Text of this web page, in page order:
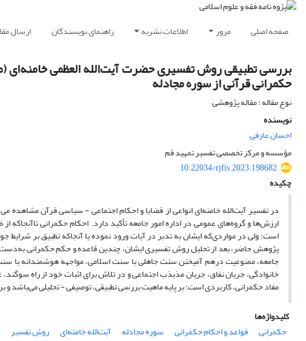
صفحه اصلی مرور اطلاعات نشریه راهنمای نویسندگان ارسال
بررسی تطبیقی روش تفسیری حضرت آیت‌الله العظمی خامنه‌ای
حکمرانی قرآنی از سوره مجادله
نوع مقاله : مقاله پژوهشی
نویسنده
احسان عارفی
مٰؤسسه و مرکز تخصصی تفسیر تمهید قم
10.22034/rjfis.2023.198682
چکیده
در تفسیر آیت‌الله خامنه‌ای انواعی از قضایا و احکام اجتماعی - سیاسی قرآن
ارزش‌ها و گروه‌های عمومی در اداره امور جامعه تأکید دارد. احکام حکمرانی
است؛ ولی در مواردی‌که ایشان به تدبر در آیات ورود نموده یا آنجاکه تطبیق بر شرایط
پژوهش حاضر، بعد از تحلیل روش تفسیری ایشان، چندین قاعده و حکم حکمرانی
جامعه، ممنوعیت درهم آمیختن سنت جاهلی با سنت اسلامی، مواجهه هوشمندانه با
خانوادگی، جریان نفاق، جریان مذبذب اجتماعی و در تلاش برای اثبات خود از راه
مفاد حکمرانی، کاربردی است؛ بر پایه ماهیت بررسی تطبیقی، توصیفی - تحلیلی می‌باشد
کلیدواژه‌ها
حکمرانی
قواعد و احکام حکمرانی سوره مجادله آیت‌الله خامنه‌ای روش تفسیر